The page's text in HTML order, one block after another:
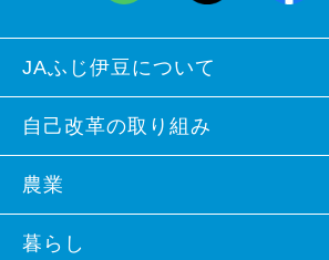
JAふじ伊豆について
組合概況
広報誌など
組合員募集
各部会組織
自己改革の取り組み
自己改革の取り組み
農業
生産資材
暮らし